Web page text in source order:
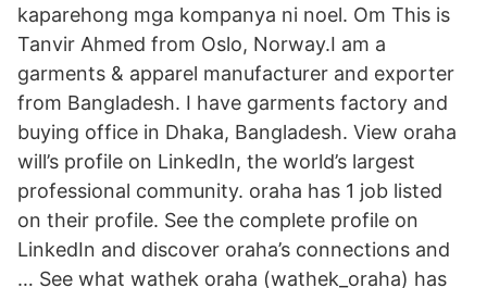
kaparehong mga kompanya ni noel. Om This is
Tanvir Ahmed from Oslo, Norway.I am a
garments & apparel manufacturer and exporter
from Bangladesh. I have garments factory and
buying office in Dhaka, Bangladesh. View oraha
will’s profile on LinkedIn, the world’s largest
professional community. oraha has 1 job listed
on their profile. See the complete profile on
LinkedIn and discover oraha’s connections and
… See what wathek oraha (wathek_oraha) has